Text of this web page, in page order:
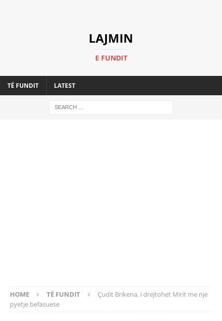
LAJMIN
E FUNDIT
TË FUNDIT LATEST
HOME TË FUNDIT
Çudit Brikena, i drejtohet Mirit me nje
pyetje befasuese